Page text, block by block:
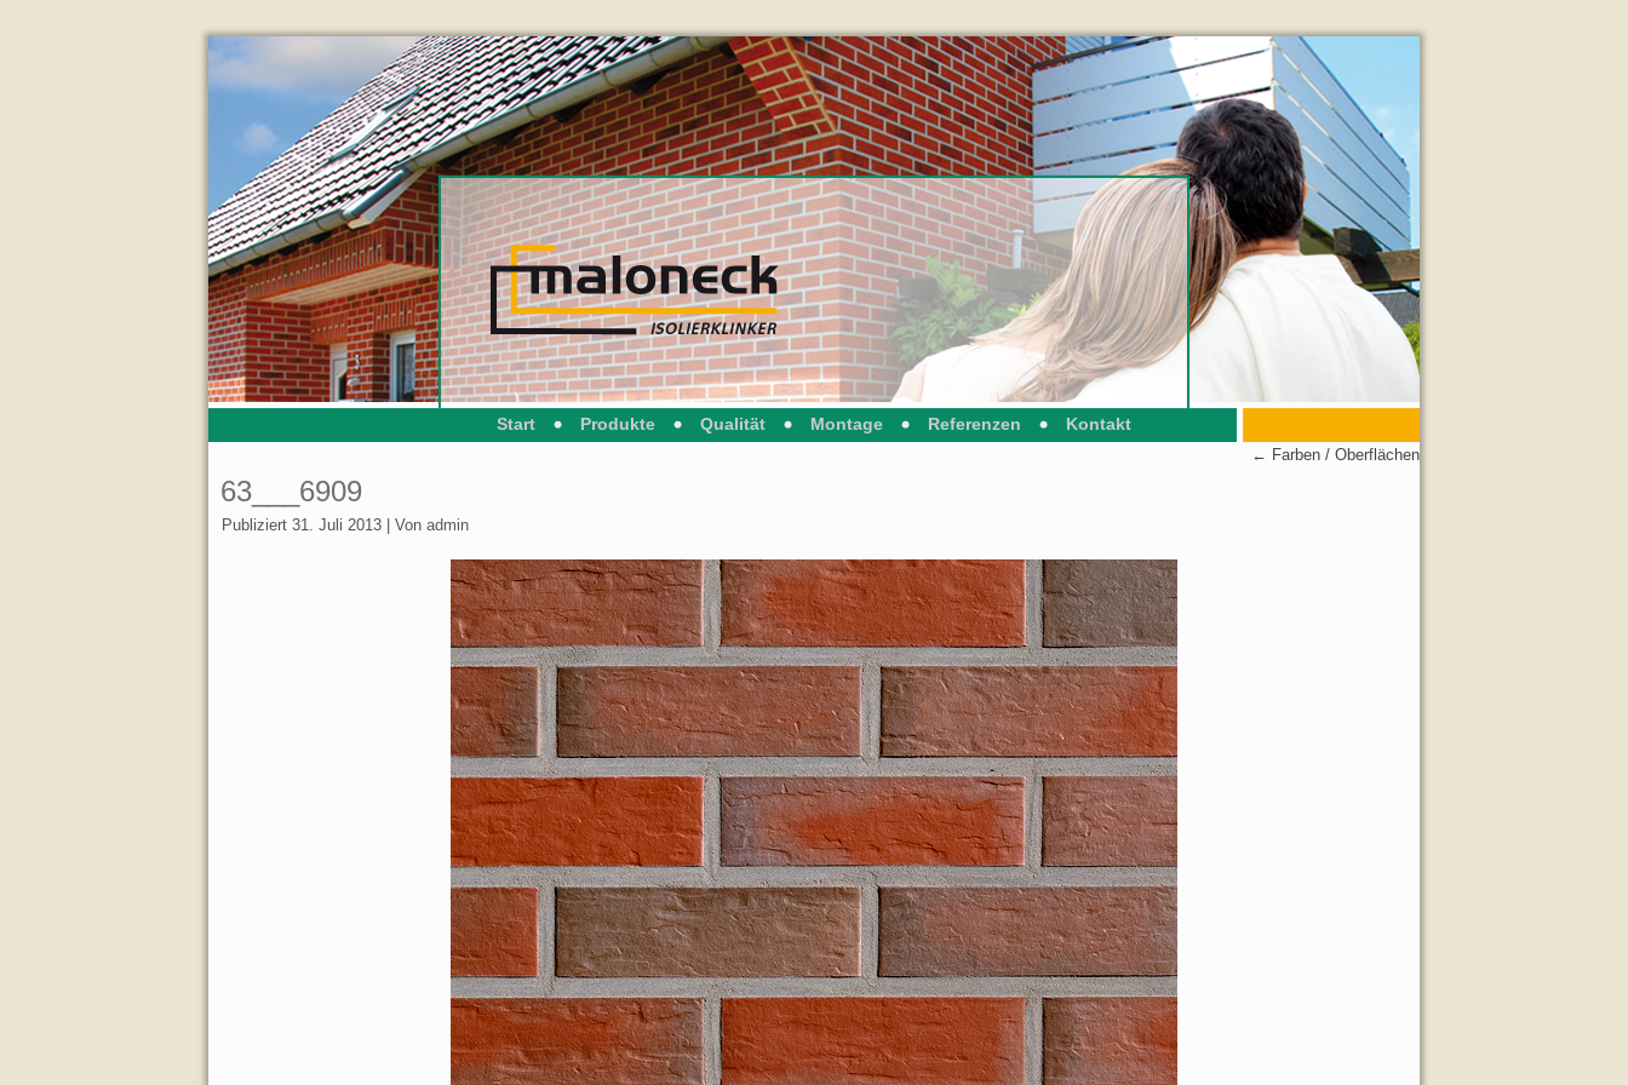
Start Produkte Qualität Montage Referenzen Kontakt
← Farben / Oberflächen
63___6909
Publiziert 31. Juli 2013 Von admin